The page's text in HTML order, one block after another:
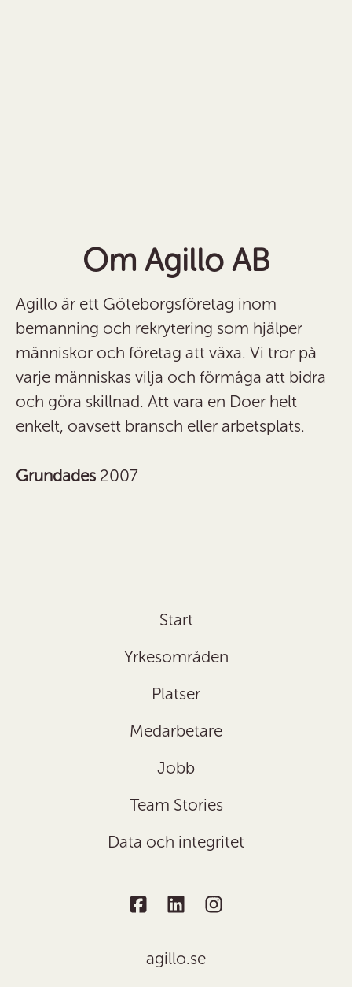
Om Agillo AB
Agillo är ett Göteborgsföretag inom
bemanning och rekrytering som hjälper
människor och företag att växa. Vi tror på
varje människas vilja och förmåga att bidra
och göra skillnad. Att vara en Doer helt
enkelt, oavsett bransch eller arbetsplats.
Grundades 2007
Start
Yrkesområden
Platser
Medarbetare
Jobb
Team Stories
Data och integritet
agillo.se